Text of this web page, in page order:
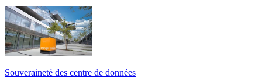
Souveraineté des centre de données